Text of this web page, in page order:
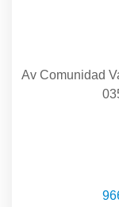
Av Comunidad